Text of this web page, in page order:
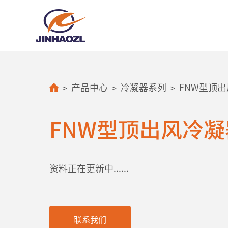
> 产品中心 > 冷凝器系列 > FNW型顶
FNW型顶出风冷
资料正在更新中......
联系我们